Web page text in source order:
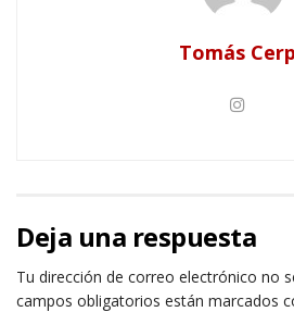
Tomás
Deja una respuesta
Tu dirección de correo electrónico no
campos obligatorios están marcados